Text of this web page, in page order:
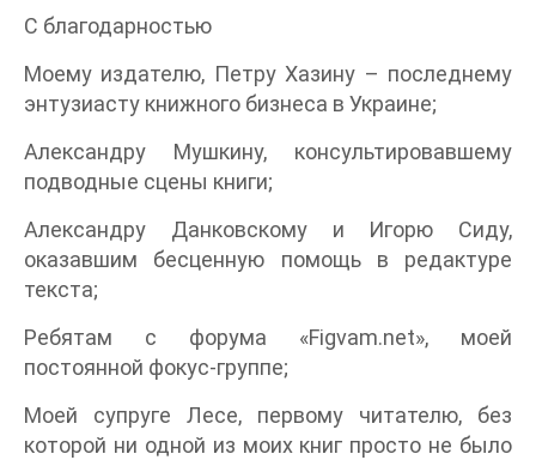
С благодарностью
Моему издателю, Петру Хазину – последнему
энтузиасту книжного бизнеса в Украине;
Александру Мушкину, консультировавшему
подводные сцены книги;
Александру Данковскому и Игорю Сиду,
оказавшим бесценную помощь в редактуре
текста;
Ребятам с форума «Figvam.net», моей
постоянной фокус-группе;
Моей супруге Лесе, первому читателю, без
которой ни одной из моих книг просто не было